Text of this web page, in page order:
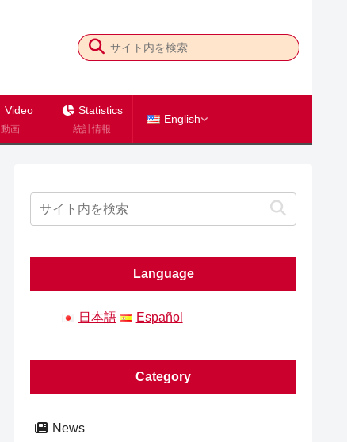
Video
動画
Statistics
統計情報
English
Language
日本語 Español
Category
News